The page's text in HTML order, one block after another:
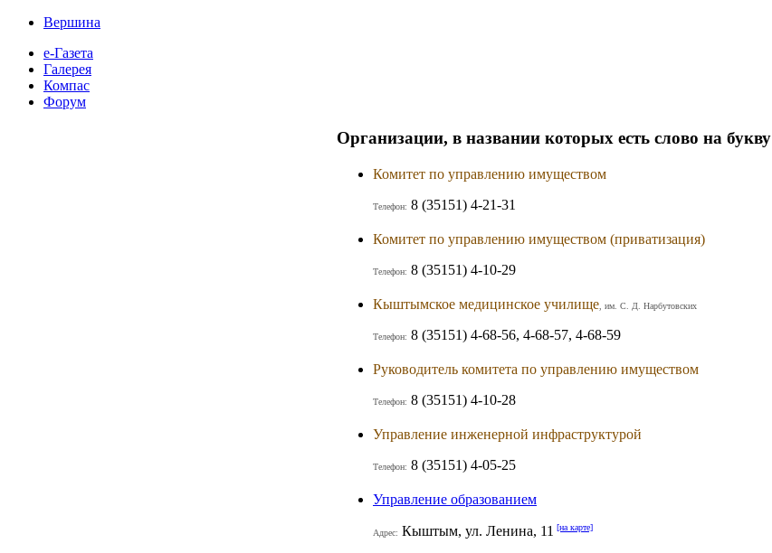
Вершина
е-Газета
Галерея
Компас
Форум
Организации, в названии которых есть слово на букву
Комитет по управлению имуществом
Телефон: 8 (35151) 4-21-31
Комитет по управлению имуществом (приватизация)
Телефон: 8 (35151) 4-10-29
Кыштымское медицинское училище , им. С. Д. Нарбутовских
Телефон: 8 (35151) 4-68-56, 4-68-57, 4-68-59
Руководитель комитета по управлению имуществом
Телефон: 8 (35151) 4-10-28
Управление инженерной инфраструктурой
Телефон: 8 (35151) 4-05-25
Управление образованием
Адрес: Кыштым, ул. Ленина, 11 [на карте]